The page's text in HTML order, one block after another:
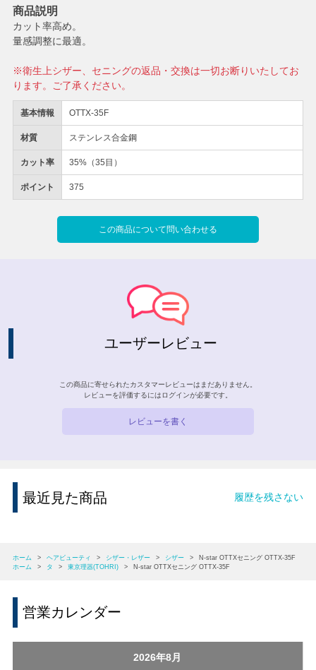
基本情報 OTTX-35F
材質 ステンレス合金鋼
カット率 35%（35目）
ポイント 375
この商品について問い合わせる
商品説明
カット率高め。
量感調整に最適。
※衛生上シザー、セニングの返品・交換は一切お断りいたしてお
ります。ご了承ください。
ユーザーレビュー
この商品に寄せられたカスタマーレビューはまだありません。
レビューを評価するには ログインが必要です。
レビューを書く
最近見た商品 履歴を残さない
ホーム > ヘアビューティ > シザー・レザー > シザー >
N-star OTTXセニング OTTX-35F
ホーム
> タ > 東京理器(TOHRI) > N-star OTTXセニング OTTX-35F
営業カレンダー
2026年8月